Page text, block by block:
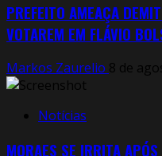
PREFEITO AMEAÇA
VOTAREM EM FLÁVIO
Markos Zaurelio 8 de
Notícias
MORAES SE IRRITA